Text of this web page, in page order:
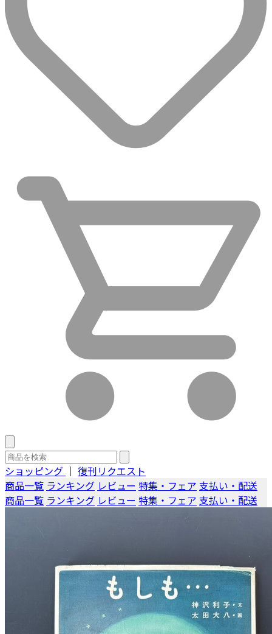
ショッピング ｜ 復刊リクエスト
商品一覧 ランキング レビュー 特集・フェア 支払い・配送
商品一覧 ランキング レビュー 特集・フェア 支払い・配送